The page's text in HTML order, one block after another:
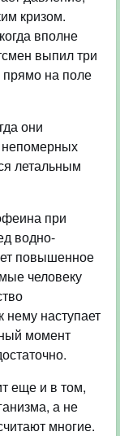
кризом.
вполне
выпил три
прямо на поле
они
непомерных
летальным
при
водно-
повышенное
человеку
нему наступает
момент
еще и в том,
а не
многие.